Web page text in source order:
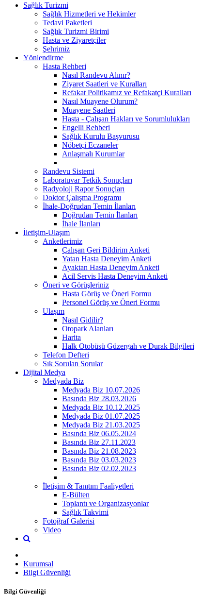
Sağlık Turizmi
Sağlık Hizmetleri ve Hekimler
Tedavi Paketleri
Sağlık Turizmi Birimi
Hasta ve Ziyaretçiler
Şehrimiz
Yönlendirme
Hasta Rehberi
Nasıl Randevu Alınır?
Ziyaret Saatleri ve Kuralları
Refakat Politikamız ve Refakatçi Kuralları
Nasıl Muayene Olurum?
Muayene Saatleri
Hasta - Çalışan Hakları ve Sorumlulukları
Engelli Rehberi
Sağlık Kurulu Başvurusu
Nöbetçi Eczaneler
Anlaşmalı Kurumlar
Randevu Sistemi
Laboratuvar Tetkik Sonuçları
Radyoloji Rapor Sonuçları
Doktor Çalışma Programı
İhale-Doğrudan Temin İlanları
Doğrudan Temin İlanları
İhale İlanları
İletişim-Ulaşım
Anketlerimiz
Çalışan Geri Bildirim Anketi
Yatan Hasta Deneyim Anketi
Ayaktan Hasta Deneyim Anketi
Acil Servis Hasta Deneyim Anketi
Öneri ve Görüşleriniz
Hasta Görüş ve Öneri Formu
Personel Görüş ve Öneri Formu
Ulaşım
Nasıl Gidilir?
Otopark Alanları
Harita
Halk Otobüsü Güzergah ve Durak Bilgileri
Telefon Defteri
Sık Sorulan Sorular
Dijital Medya
Medyada Biz
Medyada Biz 10.07.2026
Basında Biz 28.03.2026
Medyada Biz 10.12.2025
Medyada Biz 01.07.2025
Medyada Biz 21.03.2025
Basında Biz 06.05.2024
Basında Biz 27.11.2023
Basında Biz 21.08.2023
Basında Biz 03.03.2023
Basında Biz 02.02.2023
İletişim & Tanıtım Faaliyetleri
E-Bülten
Toplantı ve Organizasyonlar
Sağlık Takvimi
Fotoğraf Galerisi
Video
Kurumsal
Bilgi Güvenliği
Bilgi Güvenliği